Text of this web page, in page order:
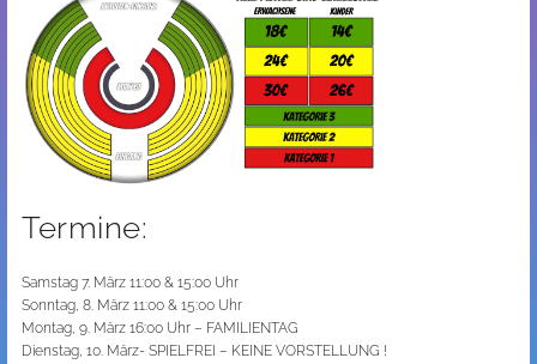
Termine:
Samstag 7. März 11:00 & 15:00 Uhr
Sonntag, 8. März 11:00 & 15:00 Uhr
Montag, 9. März 16:00 Uhr – FAMILIENTAG
Dienstag, 10. März- SPIELFREI – KEINE VORSTELLUNG !